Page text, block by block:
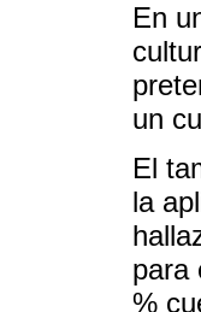
En
un
El
la
para
%